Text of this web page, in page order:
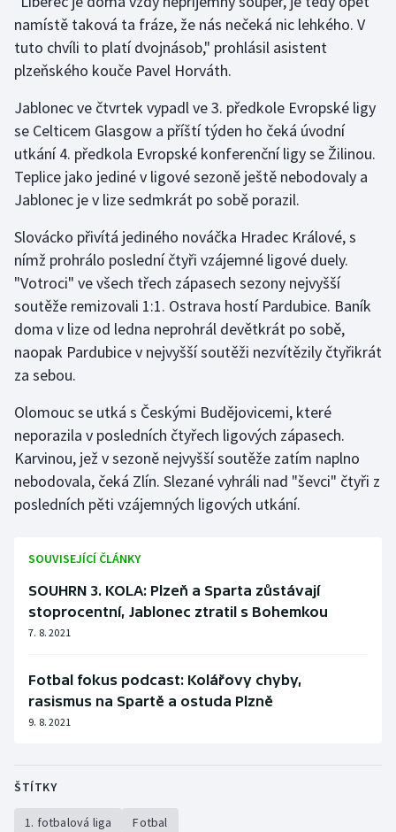
namístě taková ta fráze, že nás nečeká nic lehkého. V
tuto chvíli to platí dvojnásob," prohlásil asistent
plzeňského kouče Pavel Horváth.
Jablonec ve čtvrtek vypadl ve 3. předkole Evropské ligy
se Celticem Glasgow a příští týden ho čeká úvodní
utkání 4. předkola Evropské konferenční ligy se Žilinou.
Teplice jako jediné v ligové sezoně ještě nebodovaly a
Jablonec je v lize sedmkrát po sobě porazil.
Slovácko přivítá jediného nováčka Hradec Králové, s
nímž prohrálo poslední čtyři vzájemné ligové duely.
"Votroci" ve všech třech zápasech sezony nejvyšší
soutěže remizovali 1:1. Ostrava hostí Pardubice. Baník
doma v lize od ledna neprohrál devětkrát po sobě,
naopak Pardubice v nejvyšší soutěži nezvítězily čtyřikrát
za sebou.
Olomouc se utká s Českými Budějovicemi, které
neporazila v posledních čtyřech ligových zápasech.
Karvinou, jež v sezoně nejvyšší soutěže zatím naplno
nebodovala, čeká Zlín. Slezané vyhráli nad "ševci" čtyři z
posledních pěti vzájemných ligových utkání.
SOUVISEJÍCÍ ČLÁNKY
SOUHRN 3. KOLA: Plzeň a Sparta zůstávají
stoprocentní, Jablonec ztratil s Bohemkou
7. 8. 2021
Fotbal fokus podcast: Kolářovy chyby,
rasismus na Spartě a ostuda Plzně
9. 8. 2021
ŠTÍTKY
1. fotbalová liga Fotbal